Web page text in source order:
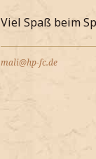
Viel Spaß beim
mali@hp-fc.de